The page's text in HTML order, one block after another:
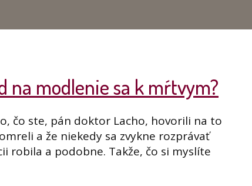
na modlenie sa k mŕtvym?
čo ste, pán doktor Lacho, hovorili na to
a že niekedy sa zvykne rozprávať
robila a podobne. Takže, čo si myslíte